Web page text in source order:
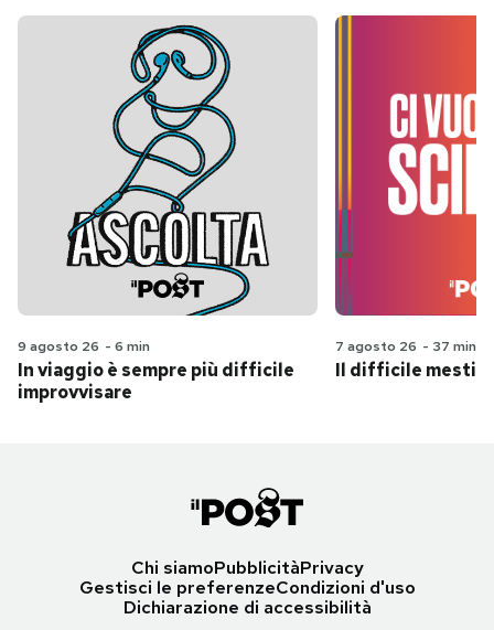
9 agosto 26 - 6 min
In viaggio è sempre più difficile
improvvisare
7 agosto 26 - 37 min
Il difficile
Chi siamoPubblicitàPrivacy
Gestisci le preferenzeCondizioni d'uso
Dichiarazione di accessibilità